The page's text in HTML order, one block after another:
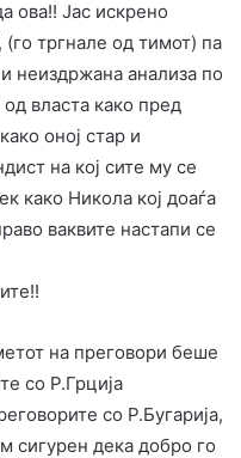
ова!! Јас искрено
тргнале од тимот) па
неиздржана анализа по
власта како пред
оној стар и
на кој сите му се
како Никола кој доаѓа
ваквите настапи се
на преговори беше
со Р.Грција
со Р.Бугарија,
сигурен дека добро го